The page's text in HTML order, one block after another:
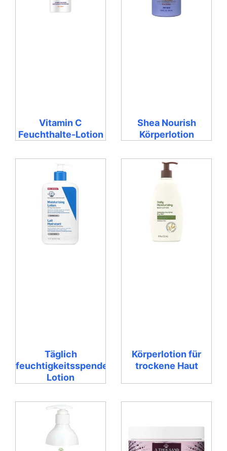
Vitamin C
Feuchthalte-Lotion
Shea Nourish
Körperlotion
Täglich
feuchtigkeitsspendende
Lotion
Körperlotion für
trockene Haut